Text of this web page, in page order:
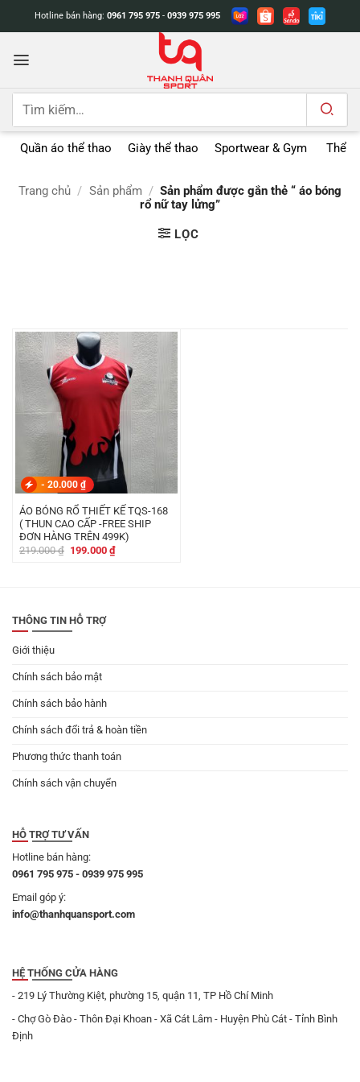
dung
Hotline bán hàng: 0961 795 975 - 0939 975 995
Tìm
Quần áo thể thao Giày thể thao Sportwear & Gym Thể
Trang chủ / Sản phẩm / Sản phẩm được gắn thẻ “ áo bóng
rổ nữ tay lửng”
LỌC
- 20.000 ₫
ÁO BÓNG RỔ THIẾT KẾ TQS-168
( THUN CAO CẤP -FREE SHIP
ĐƠN HÀNG TRÊN 499K)
219.000₫ Giá
199.000 ₫Giá
hiện
THÔNG TIN HỖ TRỢ
Giới thiệu
Chính sách bảo mật
Chính sách bảo hành
Chính sách đổi trả & hoàn tiền
Phương thức thanh toán
Chính sách vận chuyển
HỖ TRỢ TƯ VẤN
Hotline bán hàng:
0961 795 975 - 0939 975 995
Email góp ý:
info@thanhquansport.com
HỆ THỐNG CỬA HÀNG
- 219 Lý Thường Kiệt, phường 15, quận 11, TP Hồ Chí Minh
- Chợ Gò Đào - Thôn Đại Khoan - Xã Cát Lâm - Huyện Phù Cát - Tỉnh Bình
Định